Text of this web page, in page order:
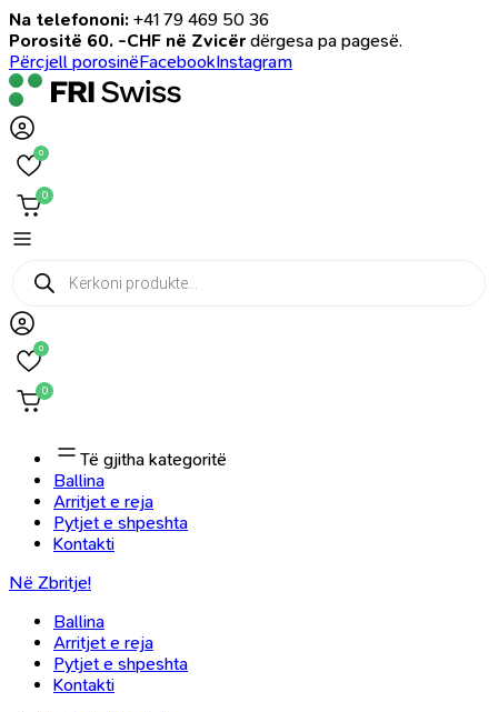
Na telefononi: +41 79 469 50 36
Porositë 60. -CHF në Zvicër dërgesa pa pagesë.
Përcjell porosinëFacebookInstagram
0
0
Products
search
0
0
Të gjitha kategoritë
Ballina
Arritjet e reja
Pytjet e shpeshta
Kontakti
Në Zbritje!
Ballina
Arritjet e reja
Pytjet e shpeshta
Kontakti